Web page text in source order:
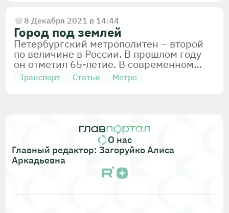
Метро Проектирование
8 Декабря 2021 в 14:44
Город под землей
Петербургский метрополитен – второй
по величине в России. В прошлом году
он отметил 65-летие. В современном
пятимиллионном мегаполисе это каркас
всей транспортной системы.
Транспорт Статьи Метро
О нас
Главный редактор: Загоруйко Алиса
Аркадьевна